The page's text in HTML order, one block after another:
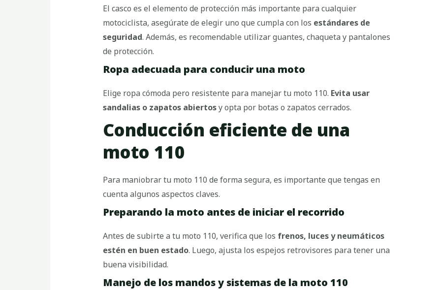
El casco es el elemento de protección más importante para cualquier
motociclista, asegúrate de elegir uno que cumpla con los estándares de
seguridad. Además, es recomendable utilizar guantes, chaqueta y pantalones
de protección.
Ropa adecuada para conducir una moto
Elige ropa cómoda pero resistente para manejar tu moto 110. Evita usar
sandalias o zapatos abiertosy opta por botas o zapatos cerrados.
Conducción eficiente de una
moto 110
Para maniobrar tu moto 110 de forma segura, es importante que tengas en
cuenta algunos aspectos claves.
Preparando la moto antes de iniciar el recorrido
Antes de subirte a tu moto 110, verifica que los frenos, luces y neumáticos
estén en buen estado. Luego, ajusta los espejos retrovisores para tener una
buena visibilidad.
Manejo de los mandos y sistemas de la moto 110